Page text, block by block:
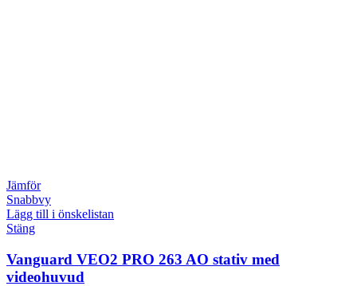
Jämför
Snabbvy
Lägg till i önskelistan
Stäng
Vanguard VEO2 PRO 263 AO stativ med
videohuvud